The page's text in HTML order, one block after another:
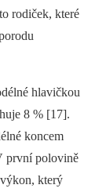
rodiček, které
hlavičkou
8 % [17].
koncem
první polovině
který